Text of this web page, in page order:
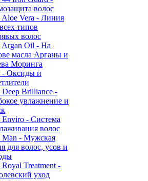
волос
Vera - Линия
типов
волос
Oil - На
масла Арганы и
Моринга
- Оксиды и
Brilliance -
увлажнение и
- Система
волос
- Мужская
для волос, усов и
Treatment -
уход